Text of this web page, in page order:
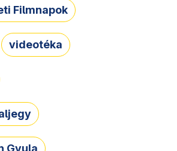
Filmnapok
videotéka
Gyula